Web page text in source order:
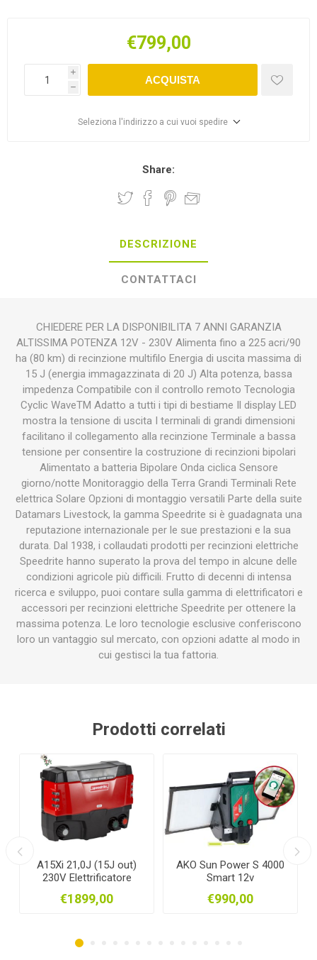
€799,00
i
h
ACQUISTA
Seleziona l'indirizzo a cui vuoi spedire
Share:
DESCRIZIONE
CONTATTACI
CHIEDERE PER LA DISPONIBILITA 7 ANNI GARANZIA
ALTISSIMA POTENZA 12V - 230V Alimenta fino a 225 acri/90
ha (80 km) di recinzione multifilo Energia di uscita massima di
15 J (energia immagazzinata di 20 J) Alta potenza, bassa
impedenza Compatibile con il controllo remoto Tecnologia
Cyclic WaveTM Adatto a tutti i tipi di bestiame Il display LED
mostra la tensione di uscita I terminali di grandi dimensioni
facilitano il collegamento alla recinzione Terminale a bassa
tensione per consentire la costruzione di recinzioni bipolari
Alimentato a batteria Bipolare Onda ciclica Sensore
giorno/notte Monitoraggio della Terra Grandi Terminali Rete
elettrica Solare Opzioni di montaggio versatili Parte della suite
Datamars Livestock, la gamma Speedrite si è guadagnata una
reputazione internazionale per le sue prestazioni e la sua
durata. Dal 1938, i collaudati prodotti per recinzioni elettriche
Speedrite hanno superato la prova del tempo in alcune delle
condizioni agricole più difficili. Frutto di decenni di intensa
ricerca e sviluppo, puoi contare sulla gamma di elettrificatori e
accessori per recinzioni elettriche Speedrite per ottenere la
massima potenza. Le loro tecnologie esclusive conferiscono
loro un vantaggio sul mercato, con opzioni adatte al modo in
cui gestisci la tua fattoria.
Prodotti correlati
AKO Sun Power S 4000
Smart 12v
completo di pannello
€990,00
ALIMENTATORE 12v
230V x LACME DUAL
€39,50